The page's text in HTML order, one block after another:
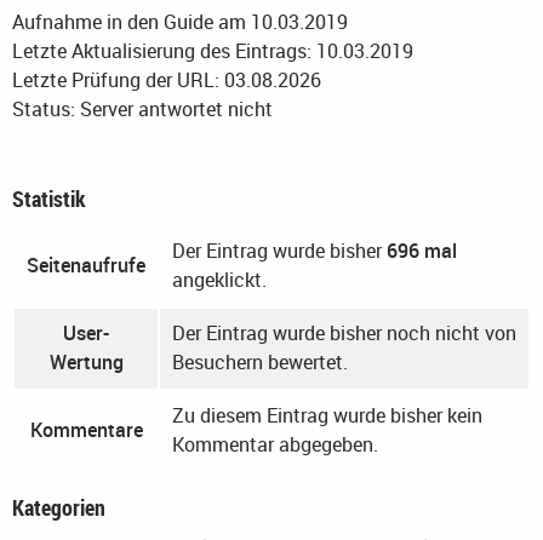
Aufnahme in den Guide am 10.03.2019
Letzte Aktualisierung des Eintrags: 10.03.2019
Letzte Prüfung der URL: 03.08.2026
Status: Server antwortet nicht
Statistik
Seitenaufrufe
Der Eintrag wurde bisher696 mal
angeklickt.
User-
Wertung
Der Eintrag wurde bisher noch nicht von
Besuchern bewertet.
Kommentare
Zu diesem Eintrag wurde bisher kein
Kommentar abgegeben.
Kategorien